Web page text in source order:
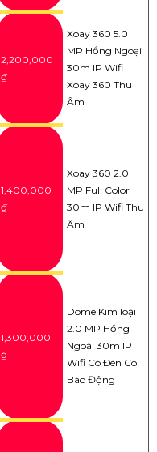
2,200,000
₫
Xoay 360 5.0
MP Hồng Ngoại
30m IP Wifi
Xoay 360 Thu
Âm
1,400,000
₫
Xoay 360 2.0
MP Full Color
30m IP Wifi Thu
Âm
1,300,000
₫
Dome Kim loại
2.0 MP Hồng
Ngoại 30m IP
Wifi Có Ðèn Còi
Báo Động